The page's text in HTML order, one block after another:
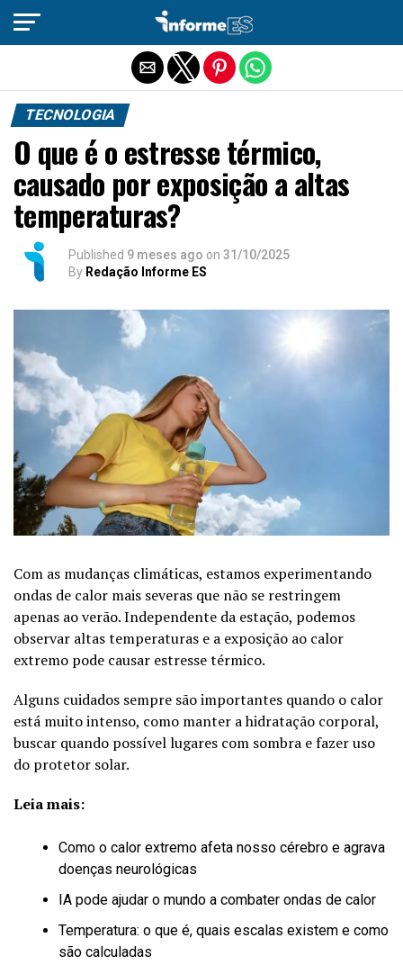
TECNOLOGIA
O que é o estresse térmico,
causado por exposição a altas
temperaturas?
Published 9 meses ago on 31/10/2025
By Redação Informe ES
Com as mudanças climáticas, estamos experimentando
ondas de calor mais severas que não se restringem
apenas ao verão. Independente da estação, podemos
observar altas temperaturas e a exposição ao calor
extremo pode causar estresse térmico.
Alguns cuidados sempre são importantes quando o calor
está muito intenso, como manter a hidratação corporal,
buscar quando possível lugares com sombra e fazer uso
do protetor solar.
Leia mais:
Como o calor extremo afeta nosso cérebro e agrava
doenças neurológicas
IA pode ajudar o mundo a combater ondas de calor
Temperatura: o que é, quais escalas existem e como
são calculadas
Sair da versão mobile